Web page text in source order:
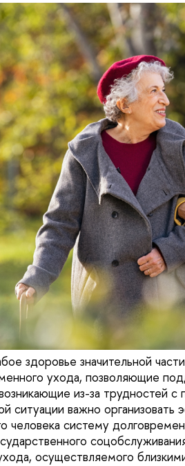
здоровье значительной
ухода, позволяющие
из-за трудностей с
ситуации важно
человека систему
осуществляемого